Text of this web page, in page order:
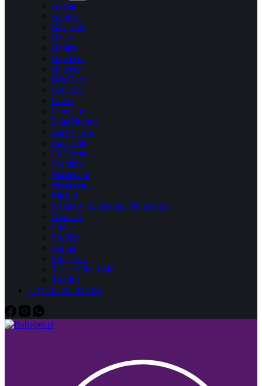
Acana
Acomer
Balanced
Bayer
Bioline
Bravecto
Bravery
Brit Care
Catchow
Cremi
Dogchow
DragPharma
Easy Clean
Excellent
Fit Formula
Frontline
MasterCat
MasterDog
Mazuri
Naturals / Diamond / NutraGold
Nómade
Pipicat
ProPlan
Purina
Simparica
Taste of the Wild
Tropifit
LIQUIDACIONES